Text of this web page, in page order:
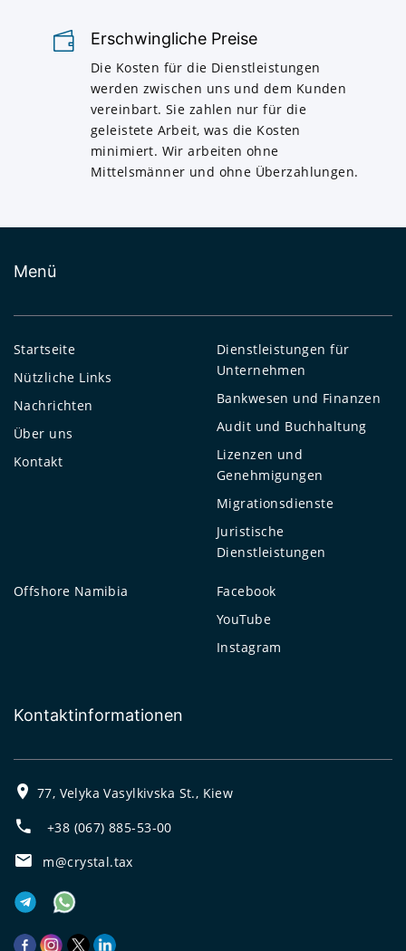
Erschwingliche Preise
Die Kosten für die Dienstleistungen
werden zwischen uns und dem Kunden
vereinbart. Sie zahlen nur für die
geleistete Arbeit, was die Kosten
minimiert. Wir arbeiten ohne
Mittelsmänner und ohne Überzahlungen.
Menü
Startseite
Nützliche Links
Nachrichten
Über uns
Kontakt
Dienstleistungen für
Unternehmen
Bankwesen und Finanzen
Audit und Buchhaltung
Lizenzen und
Genehmigungen
Migrationsdienste
Juristische
Dienstleistungen
Offshore Namibia
Facebook
YouTube
Instagram
Kontaktinformationen
77, Velyka Vasylkivska St., Kiew
+38 (067) 885-53-00
m@crystal.tax